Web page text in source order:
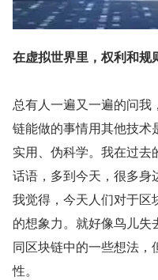
在虚拟世界里，权利和规
总有人一遍又一遍的问我
链能做的事情用其他技术
实用、伪科学。我在过
话语，多到今天，很多身
我觉得，今天人们对于区
的想象力。就好像鸟儿失
同区块链中的一些想法
性。